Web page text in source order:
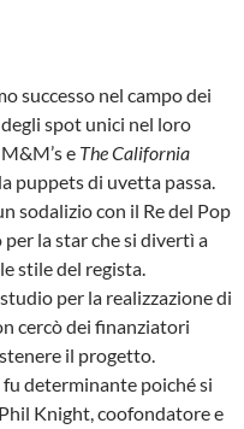
successo nel campo dei
spot unici nel loro
e The California
puppets di uvetta passa.
sodalizio con il Re del Pop
la star che si divertì a
stile del regista.
per la realizzazione di
cercò dei finanziatori
il progetto.
determinante poiché si
Knight, coofondatore e